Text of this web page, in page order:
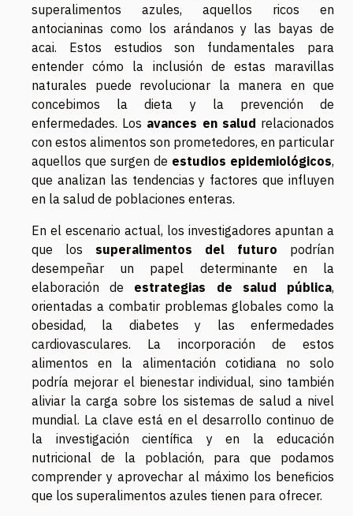
superalimentos azules, aquellos ricos en
antocianinas como los arándanos y las bayas de
acai. Estos estudios son fundamentales para
entender cómo la inclusión de estas maravillas
naturales puede revolucionar la manera en que
concebimos la dieta y la prevención de
enfermedades. Los avances en salud relacionados
con estos alimentos son prometedores, en particular
aquellos que surgen de estudios epidemiológicos,
que analizan las tendencias y factores que influyen
en la salud de poblaciones enteras.
En el escenario actual, los investigadores apuntan a
que los superalimentos del futuro podrían
desempeñar un papel determinante en la
elaboración de estrategias de salud pública,
orientadas a combatir problemas globales como la
obesidad, la diabetes y las enfermedades
cardiovasculares. La incorporación de estos
alimentos en la alimentación cotidiana no solo
podría mejorar el bienestar individual, sino también
aliviar la carga sobre los sistemas de salud a nivel
mundial. La clave está en el desarrollo continuo de
la investigación científica y en la educación
nutricional de la población, para que podamos
comprender y aprovechar al máximo los beneficios
que los superalimentos azules tienen para ofrecer.